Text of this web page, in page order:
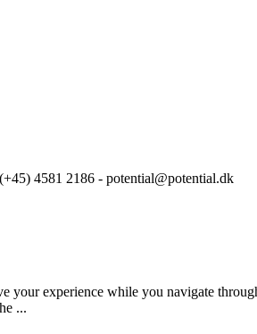
4581 2186 - potential@potential.dk
your experience while you navigate
...